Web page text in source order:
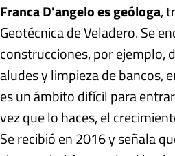
Franca D'angelo es geóloga,
Geotécnica de Veladero. Se
construcciones, por ejemplo,
aludes y limpieza de bancos,
es un ámbito difícil para
vez que lo haces, el
Se recibió en 2016 y señala